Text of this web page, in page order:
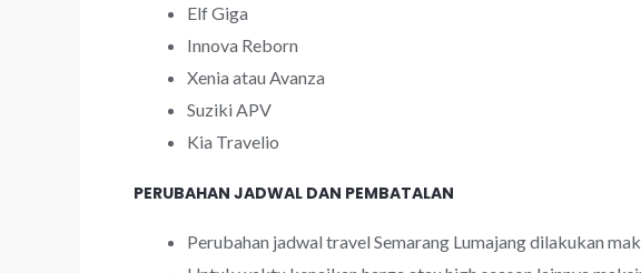
Elf Giga
Innova Reborn
Xenia atau Avanza
Suziki APV
Kia Travelio
PERUBAHAN JADWAL DAN PEMBATALAN
Perubahan jadwal travel Semarang Lumajang dilakukan